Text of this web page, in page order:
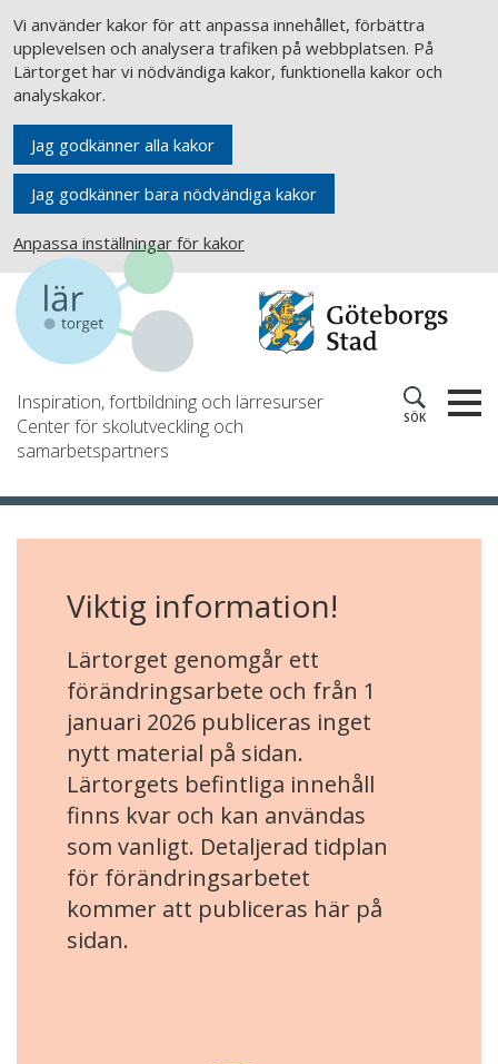
Vi använder kakor för att anpassa innehållet, förbättra
upplevelsen och analysera trafiken på webbplatsen. På
Lärtorget har vi nödvändiga kakor, funktionella kakor och
analyskakor.
Jag godkänner alla kakor
Jag godkänner bara nödvändiga kakor
Anpassa inställningar för kakor
Inspiration, fortbildning och lärresurser
Center för skolutveckling och
samarbetspartners
SÖK
Viktig information!
Lärtorget genomgår ett
förändringsarbete och från 1
januari 2026 publiceras inget
nytt material på sidan.
Lärtorgets befintliga innehåll
finns kvar och kan användas
som vanligt. Detaljerad tidplan
för förändringsarbetet
kommer att publiceras här på
sidan.